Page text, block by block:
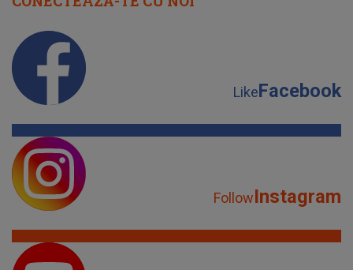
LikeFacebook
FollowInstagram